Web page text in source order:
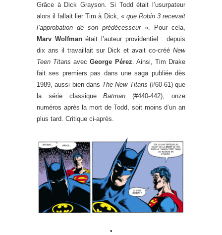
Grâce à Dick Grayson. Si Todd était l’usurpateur
alors il fallait lier Tim à Dick, « que Robin 3 recevait
l’approbation de son prédécesseur». Pour cela,
Marv Wolfmanétait l’auteur providentiel : depuis
dix ans il travaillait sur Dick et avait co-créé New
Teen Titans avecGeorge Pérez . Ainsi, Tim Drake
fait ses premiers pas dans une saga publiée dès
1989, aussi bien dans The New Titans (#60-61) que
la série classiqueBatman (#440-442), onze
numéros après la mort de Todd, soit moins d’un an
plus tard. Critique ci-après.
•